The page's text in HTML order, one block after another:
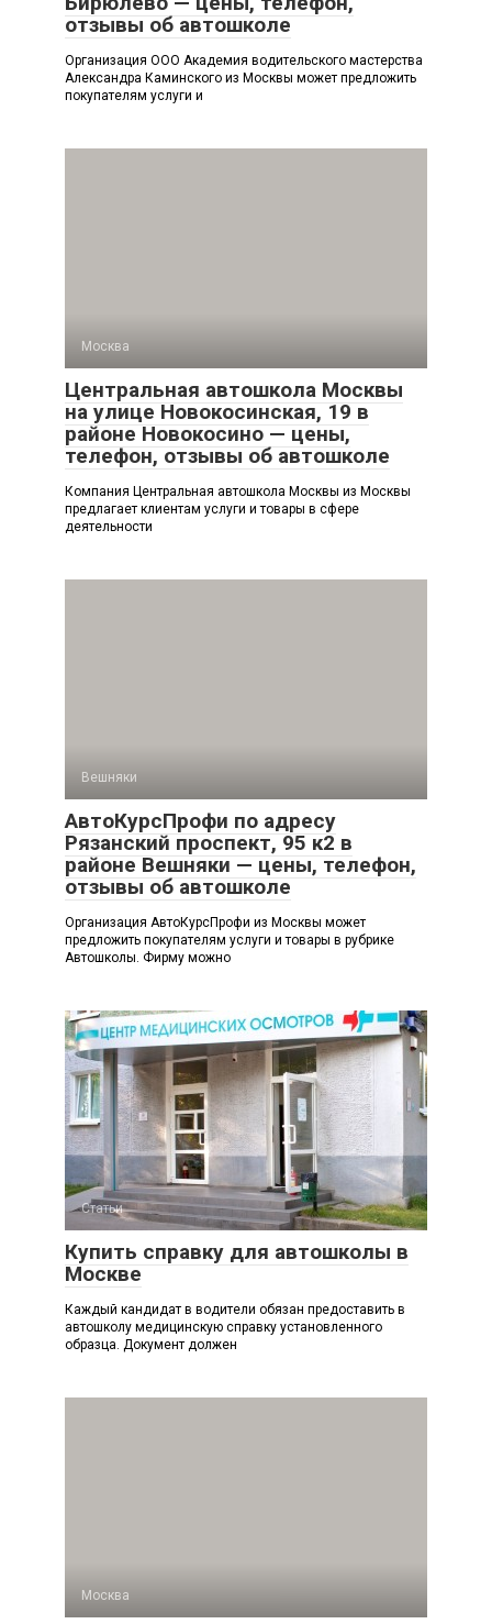
отзывы об автошколе
Организация ООО Академия водительского мастерства
Александра Каминского из Москвы может предложить
покупателям услуги и
Москва
Центральная автошкола Москвы
на улице Новокосинская, 19 в
районе Новокосино — цены,
телефон, отзывы об автошколе
Компания Центральная автошкола Москвы из Москвы
предлагает клиентам услуги и товары в сфере
деятельности
Вешняки
АвтоКурсПрофи по адресу
Рязанский проспект, 95 к2 в
районе Вешняки — цены, телефон,
отзывы об автошколе
Организация АвтоКурсПрофи из Москвы может
предложить покупателям услуги и товары в рубрике
Автошколы. Фирму можно
Статьи
Купить справку для автошколы в
Москве
Каждый кандидат в водители обязан предоставить в
автошколу медицинскую справку установленного
образца. Документ должен
Москва